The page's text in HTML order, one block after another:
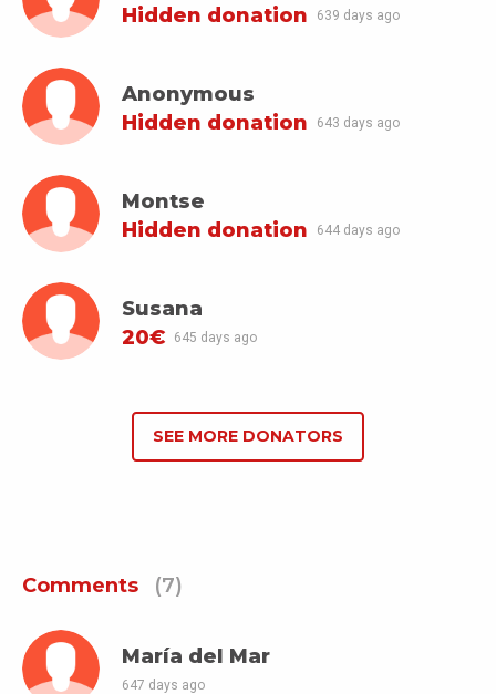
Hidden donation
639 days ago
Anonymous
Hidden donation
643 days ago
Montse
Hidden donation
644 days ago
Susana
20€
645 days ago
SEE MORE DONATORS
Comments (7)
María del Mar
647 days ago